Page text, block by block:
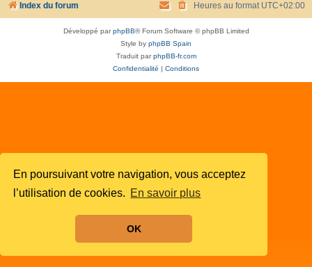
En poursuivant votre navigation, vous acceptez
l’utilisation de cookies. En savoir plus
OK
Index du forum Heures au format UTC+02:00
Développé parphpBB® Forum Software © phpBB Limited
Style by phpBB Spain
Traduit parphpBB-fr.com
Confidentialité
Conditions